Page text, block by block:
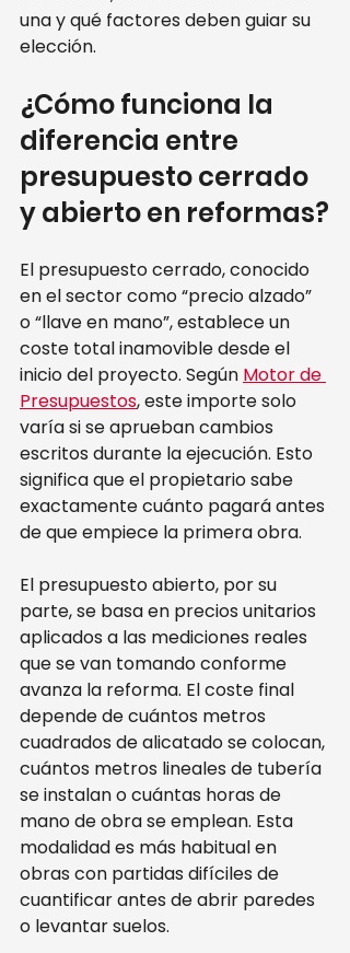
una y qué factores deben guiar su
elección.
¿Cómo funciona la
diferencia entre
presupuesto cerrado
y abierto en reformas?
El presupuesto cerrado, conocido
en el sector como “precio alzado”
o “llave en mano”, establece un
coste total inamovible desde el
inicio del proyecto. Según Motor de
Presupuestos, este importe solo
varía si se aprueban cambios
escritos durante la ejecución. Esto
significa que el propietario sabe
exactamente cuánto pagará antes
de que empiece la primera obra.
El presupuesto abierto, por su
parte, se basa en precios unitarios
aplicados a las mediciones reales
que se van tomando conforme
avanza la reforma. El coste final
depende de cuántos metros
cuadrados de alicatado se colocan,
cuántos metros lineales de tubería
se instalan o cuántas horas de
mano de obra se emplean. Esta
modalidad es más habitual en
obras con partidas difíciles de
cuantificar antes de abrir paredes
o levantar suelos.